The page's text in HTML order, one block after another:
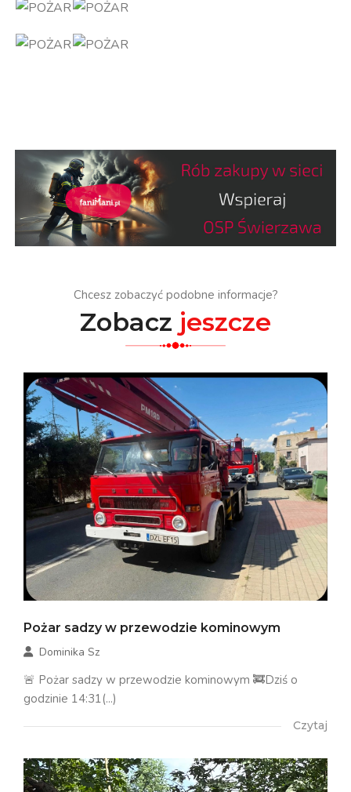
Chcesz zobaczyć podobne informacje?
Zobacz jeszcze
Pożar sadzy w przewodzie kominowym
Dominika Sz
🚨 Pożar sadzy w przewodzie kominowym 🚒Dziś o
godzinie 14:31(...)
Czytaj